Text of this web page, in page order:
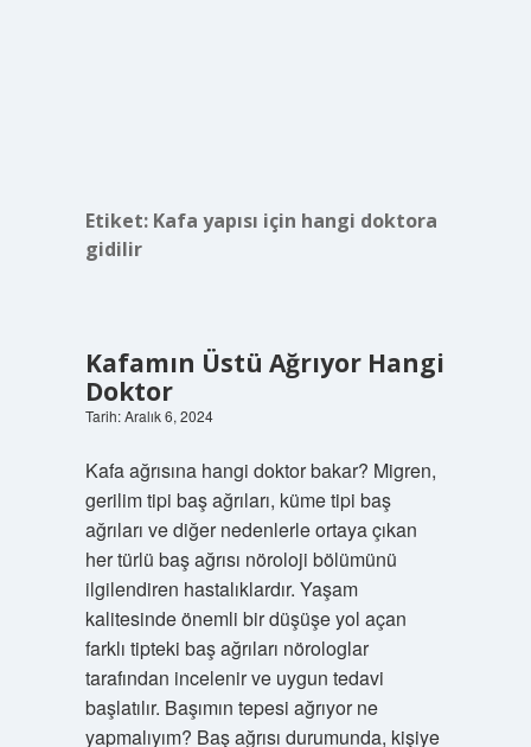
Etiket: Kafa yapısı için hangi doktora
gidilir
Kafamın Üstü Ağrıyor Hangi
Doktor
Tarih: Aralık 6, 2024
Kafa ağrısına hangi doktor bakar? Migren,
gerilim tipi baş ağrıları, küme tipi baş
ağrıları ve diğer nedenlerle ortaya çıkan
her türlü baş ağrısı nöroloji bölümünü
ilgilendiren hastalıklardır. Yaşam
kalitesinde önemli bir düşüşe yol açan
farklı tipteki baş ağrıları nörologlar
tarafından incelenir ve uygun tedavi
başlatılır. Başımın tepesi ağrıyor ne
yapmalıyım? Baş ağrısı durumunda, kişiye